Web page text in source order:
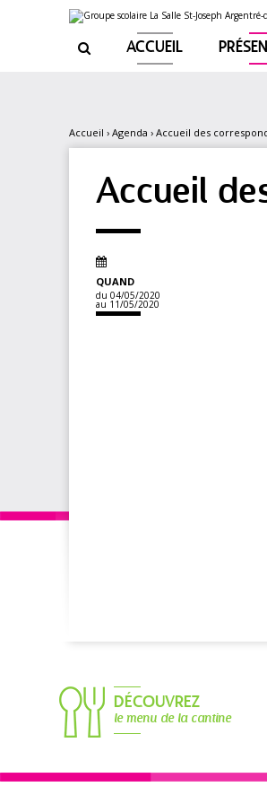
 ACCUEIL
Accueil › Agenda › Accueil des
Accueil
QUAND
du 04/05/2020
au 11/05/2020
DÉCOUVREZ
le menu de la cantine